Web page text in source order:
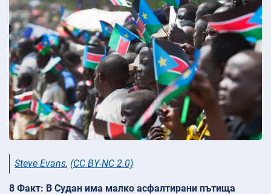
Steve Evans, (CC BY-NC 2.0)
8 Факт: В Судан има малко асфалтирани пътища